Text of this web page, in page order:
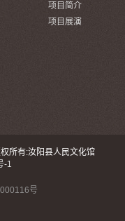
项目简介
项目展演
所有:汝阳县人民文化馆
-1
号